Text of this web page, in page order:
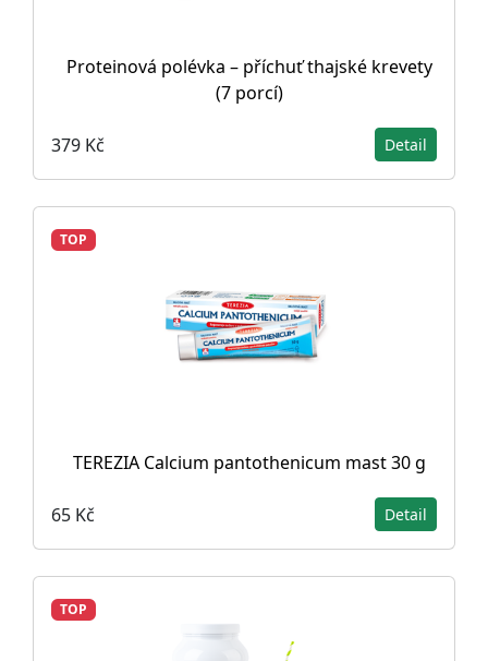
Proteinová polévka – příchuť thajské krevety
(7 porcí)
379 Kč Detail
TOP
TEREZIA Calcium pantothenicum mast 30 g
65 Kč Detail
TOP